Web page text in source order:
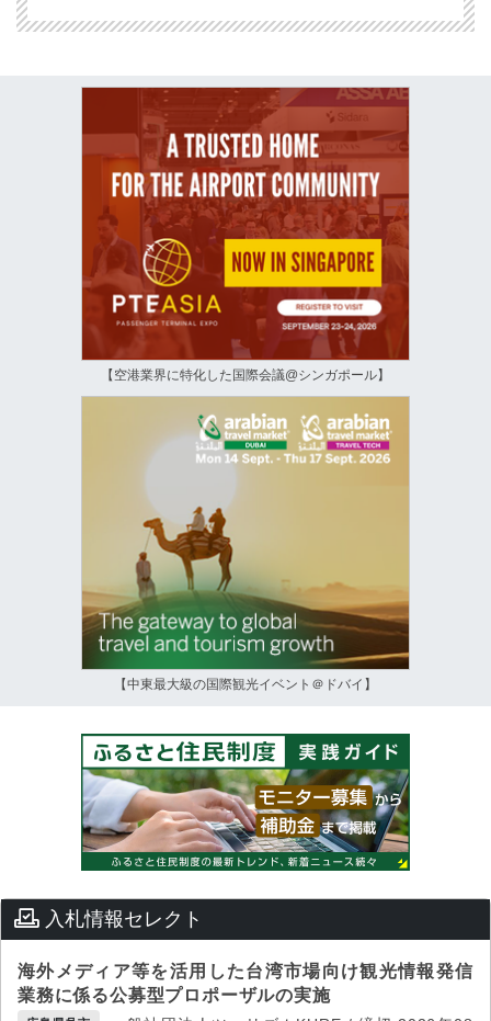
【空港業界に特化した国際会議@シンガポール】
【中東最大級の国際観光イベント＠ドバイ】
入札情報セレクト
海外メディア等を活用した台湾市場向け観光情報発信
業務に係る公募型プロポーザルの実施